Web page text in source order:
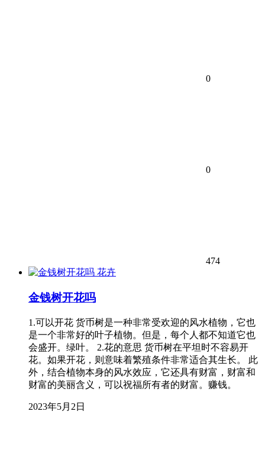
0
0
474
花卉
金钱树开花吗
1.可以开花 货币树是一种非常受欢迎的风水植物，它也
是一个非常好的叶子植物。但是，每个人都不知道它也
会盛开。绿叶。 2.花的意思 货币树在平坦时不容易开
花。如果开花，则意味着繁殖条件非常适合其生长。 此
外，结合植物本身的风水效应，它还具有财富，财富和
财富的美丽含义，可以祝福所有者的财富。赚钱。
2023年5月2日